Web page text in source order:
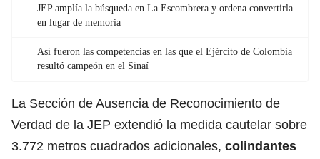
JEP amplía la búsqueda en La Escombrera y ordena convertirla
en lugar de memoria
Así fueron las competencias en las que el Ejército de Colombia
resultó campeón en el Sinaí
La Sección de Ausencia de Reconocimiento de
Verdad de la JEP extendió la medida cautelar sobre
3.772 metros cuadrados adicionales, colindantes